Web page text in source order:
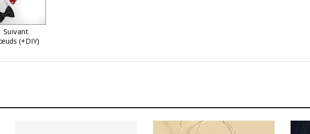
Suivant
(+DIY)